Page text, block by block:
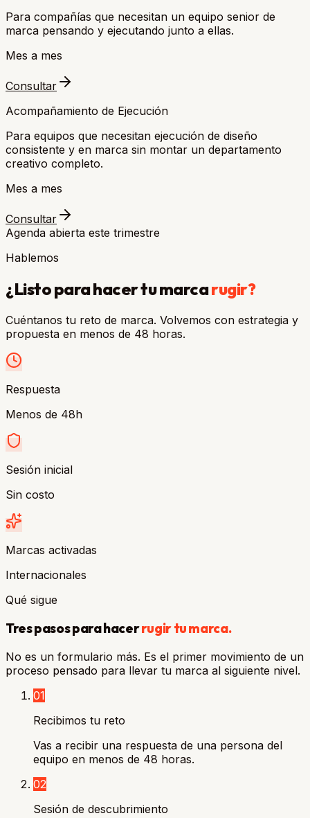
Para compañías que necesitan un equipo senior de
marca pensando y ejecutando junto a ellas.
Mes a mes
Consultar
Acompañamiento de Ejecución
Para equipos que necesitan ejecución de diseño
consistente y en marca sin montar un departamento
creativo completo.
Mes a mes
Consultar
Agenda abierta este trimestre
Hablemos
¿Listo para hacer tu marcarugir?
Cuéntanos tu reto de marca. Volvemos con estrategia y
propuesta en menos de 48 horas.
Respuesta
Menos de 48h
Sesión inicial
Sin costo
Marcas activadas
Internacionales
Qué sigue
Tres pasos para hacerrugir tu marca.
No es un formulario más. Es el primer movimiento de un
proceso pensado para llevar tu marca al siguiente nivel.
01
Recibimos tu reto
Vas a recibir una respuesta de una persona del
equipo en menos de 48 horas.
02
Sesión de descubrimiento